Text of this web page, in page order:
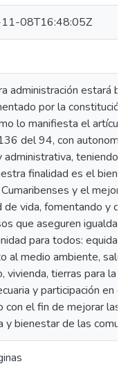
08T16:48:05Z
administración estará
por la
lo manifiesta el
del 94, con
administrativa, teniendo
finalidad es el
y el
de vida, fomentando y
que aseguren igualdad
para todos: equidad
al medio ambiente,
vivienda, tierras para la
y participación en
con el fin de mejorar las
y bienestar de las